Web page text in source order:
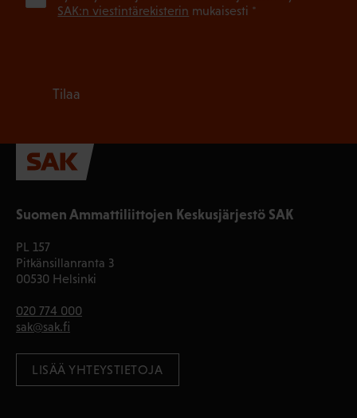
Suomen Ammattiliittojen Keskusjärjestö SAK
PL 157
Pitkänsillanranta 3
00530 Helsinki
020 774 000
sak@sak.fi
LISÄÄ YHTEYSTIETOJA
SAK:n viestintärekisterin mukaisesti *
Tilaa